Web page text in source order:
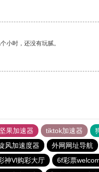
小时，还没有玩腻。
坚果加速器 tiktok加速器
风加速度器 外网网址导航
神Vl购彩大厅 6f彩票